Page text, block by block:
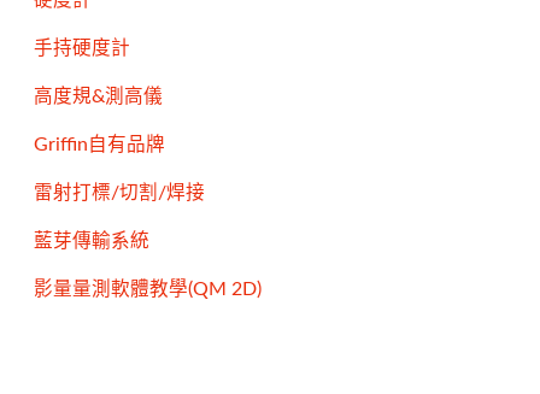
手持硬度計
高度規&測高儀
Griffin自有品牌
雷射打標/切割/焊接
藍芽傳輸系統
影量量測軟體教學(QM 2D)